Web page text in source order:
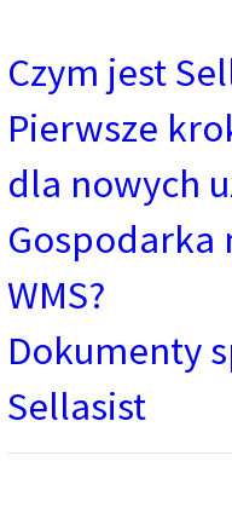
Czym jest
Pierwsze
dla nowych
Gospodarka
WMS?
Dokumenty
Sellasist